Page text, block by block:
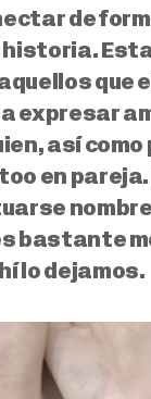
de
historia.
que
expresar
así como
en pareja.
bastante
lo dejamos.